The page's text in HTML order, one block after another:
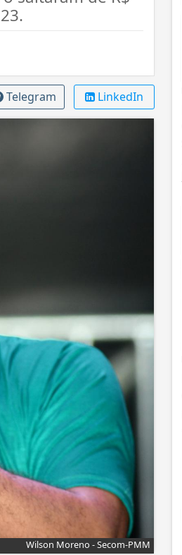
Telegram LinkedIn
Wilson Moreno - Secom-PMM